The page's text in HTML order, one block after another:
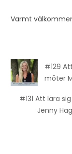
Varmt
#129
möter
#131 Att lära
Jenny